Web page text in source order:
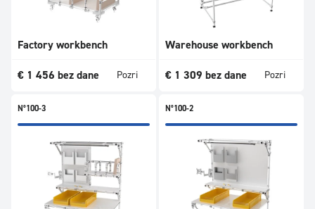
Factory workbench
€ 1 456 bez dane Pozri
Warehouse workbench
€ 1 309 bez dane Pozri
N°100-3 N°100-2